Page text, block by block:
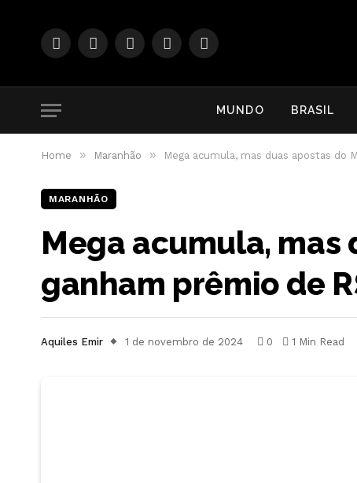
FacebookInstagramYouTubeWhatsApp
RSS
MUNDO BRASIL
Home » Maranhão » Mega acumula, mas duas apostas do
MARANHÃO
Mega acumula, mas
ganham prêmio de
Aquiles Emir 1 de novembro de 2024 0 1 Min Read